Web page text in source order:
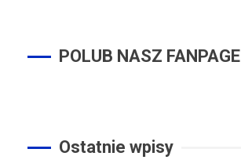
POLUB NASZ FANPAGE
Ostatnie wpisy